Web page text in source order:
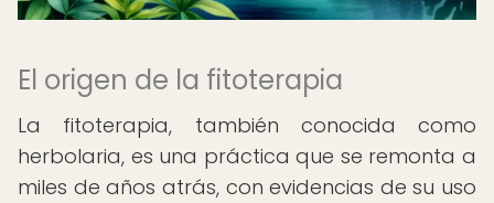
El origen de la fitoterapia
La fitoterapia, también conocida como
herbolaria, es una práctica que se remonta a
miles de años atrás, con evidencias de su uso